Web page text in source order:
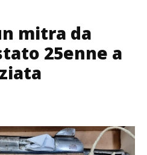
mitra da
25enne a